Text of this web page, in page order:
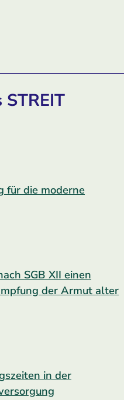
für die moderne
SGB XII einen
der Armut alter
in der